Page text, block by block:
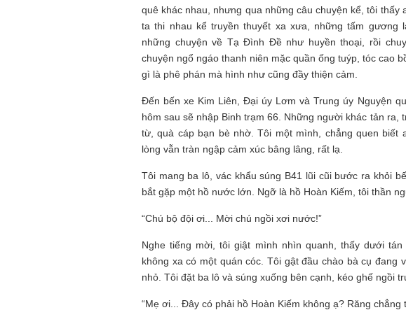
quê khác nhau, nhưng qua những câu chuyện kể, tôi
ta thi nhau kể truyền thuyết xa xưa, những tấm gương
những chuyện về Tạ Đình Đề như huyền thoại, rồi
chuyện ngổ ngáo thanh niên mặc quần ống tuýp, tóc cao
gì là phê phán mà hình như cũng đầy thiện cảm.
Đến bến xe Kim Liên, Đại úy Lơm và Trung úy Nguyện
hôm sau sẽ nhập Binh trạm 66. Những người khác tản
từ, quà cáp bạn bè nhờ. Tôi một mình, chẳng quen biết
lòng vẫn tràn ngập cảm xúc bâng lâng, rất lạ.
Tôi mang ba lô, vác khẩu súng B41 lũi cũi bước ra khỏi
bắt gặp một hồ nước lớn. Ngỡ là hồ Hoàn Kiếm, tôi thần
“Chú bộ đội ơi... Mời chú ngồi xơi nước!”
Nghe tiếng mời, tôi giật mình nhìn quanh, thấy dưới
không xa có một quán cóc. Tôi gật đầu chào bà cụ đang
nhỏ. Tôi đặt ba lô và súng xuống bên cạnh, kéo ghế ngồi
“Mẹ ơi... Đây có phải hồ Hoàn Kiếm không ạ? Răng chẳng